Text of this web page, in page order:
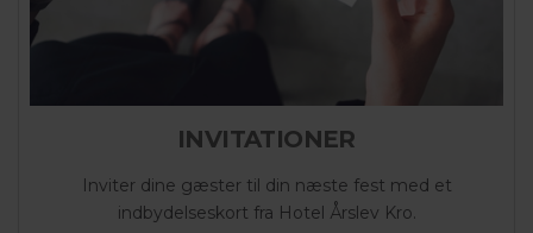
INVITATIONER
Inviter dine gæster til din næste fest med et
indbydelseskort fra Hotel Årslev Kro.